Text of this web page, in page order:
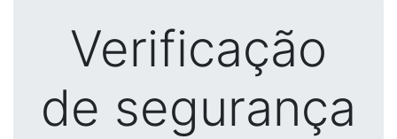
Verificação
de segurança